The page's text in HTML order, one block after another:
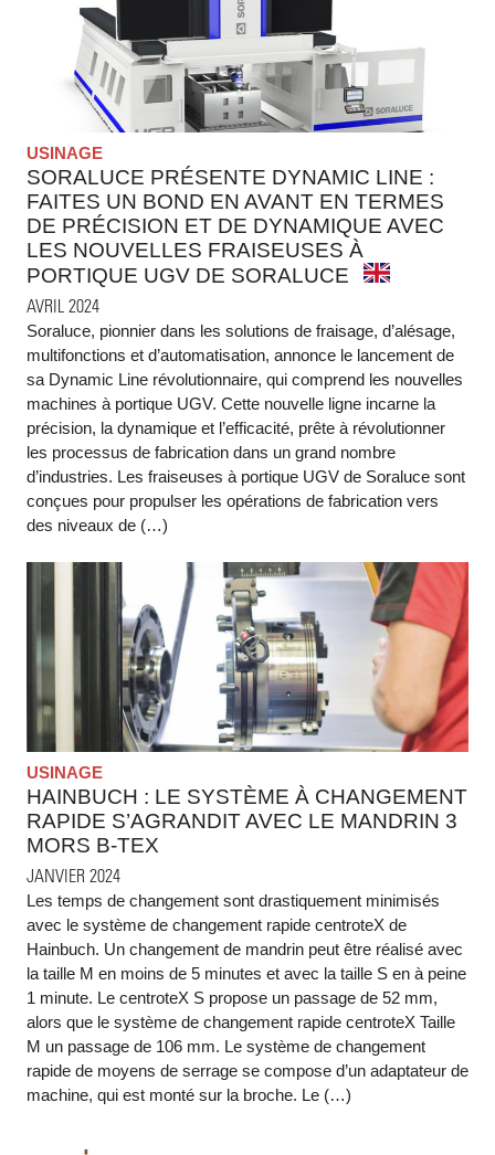
USINAGE
SORALUCE PRÉSENTE DYNAMIC LINE :
FAITES UN BOND EN AVANT EN TERMES
DE PRÉCISION ET DE DYNAMIQUE AVEC
LES NOUVELLES FRAISEUSES À
PORTIQUE UGV DE SORALUCE
AVRIL 2024
Soraluce, pionnier dans les solutions de fraisage, d’alésage,
multifonctions et d’automatisation, annonce le lancement de
sa Dynamic Line révolutionnaire, qui comprend les nouvelles
machines à portique UGV. Cette nouvelle ligne incarne la
précision, la dynamique et l’efficacité, prête à révolutionner
les processus de fabrication dans un grand nombre
d’industries. Les fraiseuses à portique UGV de Soraluce sont
conçues pour propulser les opérations de fabrication vers
des niveaux de (…)
USINAGE
HAINBUCH : LE SYSTÈME À CHANGEMENT
RAPIDE S’AGRANDIT AVEC LE MANDRIN 3
MORS B-TEX
JANVIER 2024
Les temps de changement sont drastiquement minimisés
avec le système de changement rapide centroteX de
Hainbuch. Un changement de mandrin peut être réalisé avec
la taille M en moins de 5 minutes et avec la taille S en à peine
1 minute. Le centroteX S propose un passage de 52 mm,
alors que le système de changement rapide centroteX Taille
M un passage de 106 mm. Le système de changement
rapide de moyens de serrage se compose d’un adaptateur de
machine, qui est monté sur la broche. Le (…)